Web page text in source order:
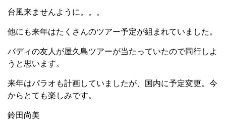
台風来ませんように。。。
他にも来年はたくさんのツアー予定が組まれていました。
バディの友人が屋久島ツアーが当たっていたので同行しよ
うと思います。
来年はパラオも計画していましたが、国内に予定変更。今
からとても楽しみです。
鈴田尚美